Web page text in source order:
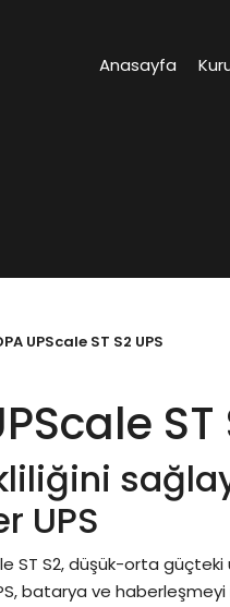
Anasayfa
UPScale ST S2 UPS
ST
UPS
ST S2, düşük-orta
batarya ve